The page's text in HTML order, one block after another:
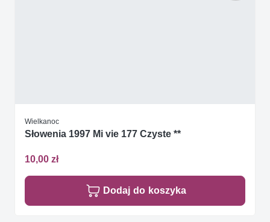
Wielkanoc
Słowenia 1997 Mi vie 177 Czyste **
10,00 zł
Dodaj do koszyka